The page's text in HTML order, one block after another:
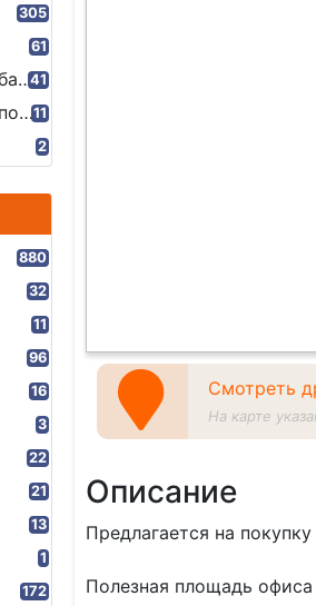
305
61
Производственно-складские базы41
Производственно-складские помещения11
2
880
32
11
96
16
3
22
21
13
1
172
Смотреть
На карте
Описание
Предлагается на
Полезная площадь